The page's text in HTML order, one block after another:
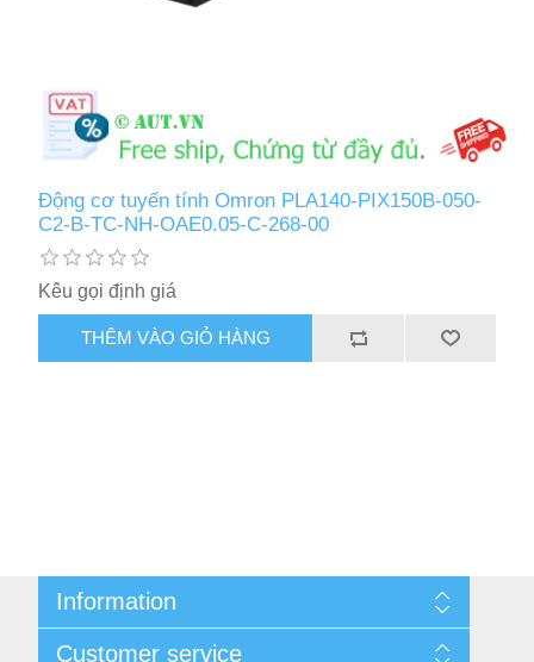
Động cơ tuyến tính Omron PLA140-PIX150B-050-
C2-B-TC-NH-OAE0.05-C-268-00
Kêu gọi định giá
THÊM VÀO GIỎ HÀNG
Information
Customer service